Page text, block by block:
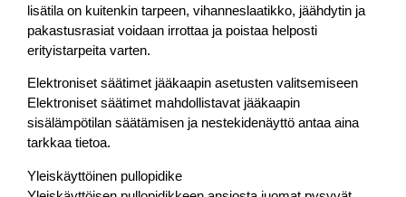
lisätila on kuitenkin tarpeen, vihanneslaatikko, jäähdytin ja
pakastusrasiat voidaan irrottaa ja poistaa helposti
erityistarpeita varten.
Elektroniset säätimet jääkaapin asetusten valitsemiseen
Elektroniset säätimet mahdollistavat jääkaapin
sisälämpötilan säätämisen ja nestekidenäyttö antaa aina
tarkkaa tietoa.
Yleiskäyttöinen pullopidike